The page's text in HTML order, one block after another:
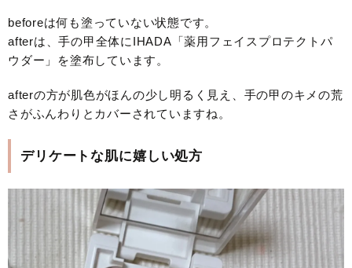
beforeは何も塗っていない状態です。
afterは、手の甲全体にIHADA「薬用フェイスプロテクトパ
ウダー」を塗布しています。
afterの方が肌色がほんの少し明るく見え、手の甲のキメの荒
さがふんわりとカバーされていますね。
デリケートな肌に嬉しい処方